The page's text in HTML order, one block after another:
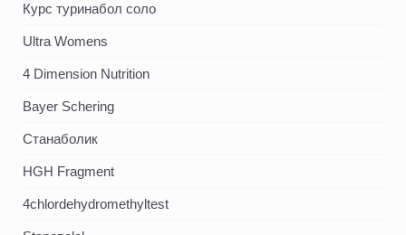
Курс туринабол соло
Ultra Womens
4 Dimension Nutrition
Bayer Schering
Станаболик
HGH Fragment
4chlordehydromethyltest